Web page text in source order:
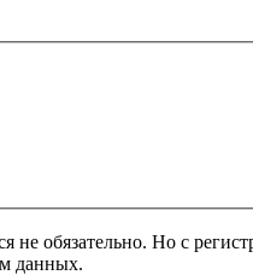
обязательно. Но с
данных.